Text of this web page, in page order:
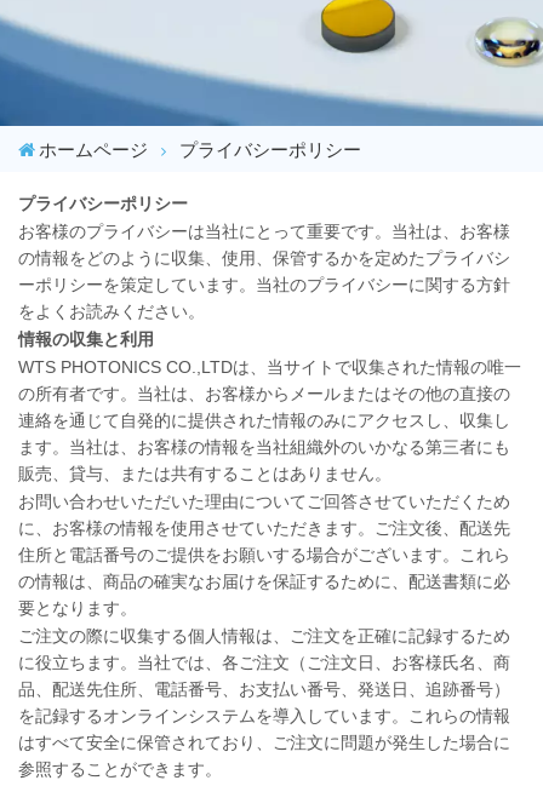
ホームページ プライバシーポリシー
プライバシーポリシー
お客様のプライバシーは当社にとって重要です。当社は、お客様
の情報をどのように収集、使用、保管するかを定めたプライバシ
ーポリシーを策定しています。当社のプライバシーに関する方針
をよくお読みください。
情報の収集と利用
WTS PHOTONICS CO.,LTDは、当サイトで収集された情報の唯一
の所有者です。当社は、お客様からメールまたはその他の直接の
連絡を通じて自発的に提供された情報のみにアクセスし、収集し
ます。当社は、お客様の情報を当社組織外のいかなる第三者にも
販売、貸与、または共有することはありません。
お問い合わせいただいた理由についてご回答させていただくため
に、お客様の情報を使用させていただきます。ご注文後、配送先
住所と電話番号のご提供をお願いする場合がございます。これら
の情報は、商品の確実なお届けを保証するために、配送書類に必
要となります。
ご注文の際に収集する個人情報は、ご注文を正確に記録するため
に役立ちます。当社では、各ご注文（ご注文日、お客様氏名、商
品、配送先住所、電話番号、お支払い番号、発送日、追跡番号）
を記録するオンラインシステムを導入しています。これらの情報
はすべて安全に保管されており、ご注文に問題が発生した場合に
参照することができます。